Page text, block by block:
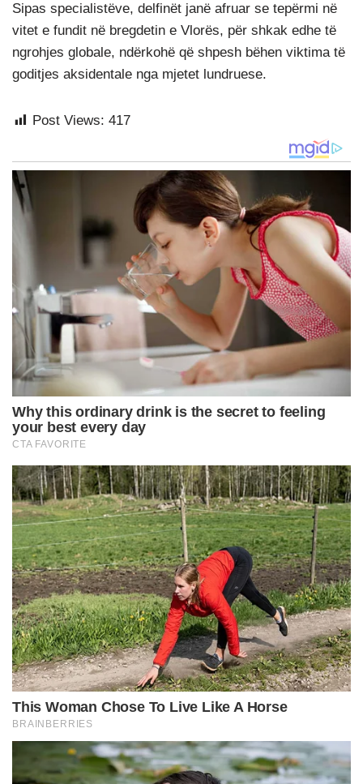
Sipas specialistëve, delfinët janë afruar se tepërmi në
vitet e fundit në bregdetin e Vlorës, për shkak edhe të
ngrohjes globale, ndërkohë që shpesh bëhen viktima të
goditjes aksidentale nga mjetet lundruese.
Post Views: 417